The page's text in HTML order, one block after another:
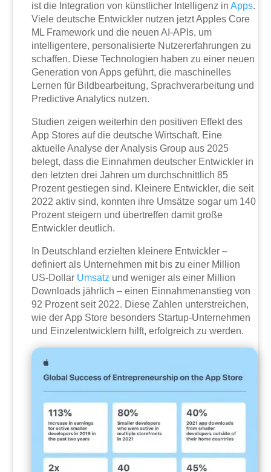
ist die Integration von künstlicher Intelligenz inApps.
Viele deutsche Entwickler nutzen jetzt Apples Core
ML Framework und die neuen AI-APIs, um
intelligentere, personalisierte Nutzererfahrungen zu
schaffen. Diese Technologien haben zu einer neuen
Generation von Apps geführt, die maschinelles
Lernen für Bildbearbeitung, Sprachverarbeitung und
Predictive Analytics nutzen.
Studien zeigen weiterhin den positiven Effekt des
App Stores auf die deutsche Wirtschaft. Eine
aktuelle Analyse der Analysis Group aus 2025
belegt, dass die Einnahmen deutscher Entwickler in
den letzten drei Jahren um durchschnittlich 85
Prozent gestiegen sind. Kleinere Entwickler, die seit
2022 aktiv sind, konnten ihre Umsätze sogar um 140
Prozent steigern und übertreffen damit große
Entwickler deutlich.
In Deutschland erzielten kleinere Entwickler –
definiert als Unternehmen mit bis zu einer Million
US-Dollar Umsatz und weniger als einer Million
Downloads jährlich – einen Einnahmenanstieg von
92 Prozent seit 2022. Diese Zahlen unterstreichen,
wie der App Store besonders Startup-Unternehmen
und Einzelentwicklern hilft, erfolgreich zu werden.